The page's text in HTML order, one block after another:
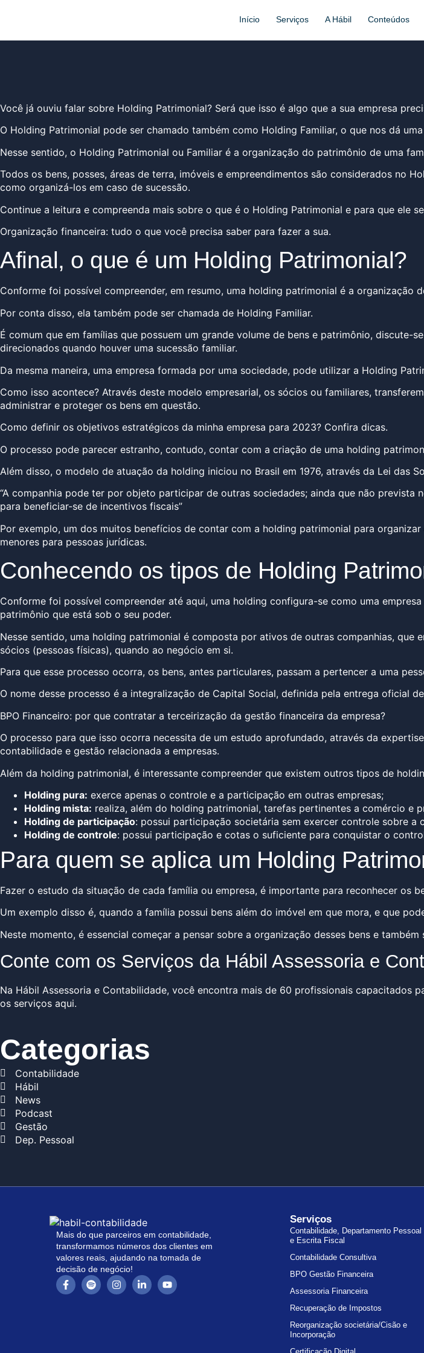
Início Serviços A Hábil Conteúdos
Você já ouviu falar sobre Holding Patrimonial? Será que isso é algo que a sua empresa
O Holding Patrimonial pode ser chamado também como Holding Familiar, o que nos dá
Nesse sentido, o Holding Patrimonial ou Familiar é a organização do patrimônio de uma
Todos os bens, posses, áreas de terra, imóveis e empreendimentos são considerados no
como organizá-los em caso de sucessão.
Continue a leitura e compreenda mais sobre o que é o Holding Patrimonial e para que ele
Organização financeira: tudo o que você precisa saber para fazer a sua.
Afinal, o que é um Holding Patrimonial?
Conforme foi possível compreender, em resumo, uma holding patrimonial é a organização
Por conta disso, ela também pode ser chamada de Holding Familiar.
É comum que em famílias que possuem um grande volume de bens e patrimônio, discute-
direcionados quando houver uma sucessão familiar.
Da mesma maneira, uma empresa formada por uma sociedade, pode utilizar a Holding
Como isso acontece? Através deste modelo empresarial, os sócios ou familiares,
administrar e proteger os bens em questão.
Como definir os objetivos estratégicos da minha empresa para 2023? Confira dicas.
O processo pode parecer estranho, contudo, contar com a criação de uma holding
Além disso, o modelo de atuação da holding iniciou no Brasil em 1976, através da Lei das
“A companhia pode ter por objeto participar de outras sociedades; ainda que não
para beneficiar-se de incentivos fiscais”
Por exemplo, um dos muitos benefícios de contar com a holding patrimonial para
menores para pessoas jurídicas.
Conhecendo os tipos de Holding
Conforme foi possível compreender até aqui, uma holding configura-se como uma
patrimônio que está sob o seu poder.
Nesse sentido, uma holding patrimonial é composta por ativos de outras companhias,
sócios (pessoas físicas), quando ao negócio em si.
Para que esse processo ocorra, os bens, antes particulares, passam a pertencer a uma
O nome desse processo é a integralização de Capital Social, definida pela entrega oficial
BPO Financeiro: por que contratar a terceirização da gestão financeira da empresa?
O processo para que isso ocorra necessita de um estudo aprofundado, através da
contabilidade e gestão relacionada a empresas.
Além da holding patrimonial, é interessante compreender que existem outros tipos de
Holding pura: exerce apenas o controle e a participação em outras empresas;
Holding mista: realiza, além do holding patrimonial, tarefas pertinentes a comércio e
Holding de participação: possui participação societária sem exercer controle sobre a
Holding de controle: possui participação e cotas o suficiente para conquistar o
Para quem se aplica um Holding
Fazer o estudo da situação de cada família ou empresa, é importante para reconhecer os
Um exemplo disso é, quando a família possui bens além do imóvel em que mora, e que
Neste momento, é essencial começar a pensar sobre a organização desses bens e
Conte com os Serviços da Hábil Assessoria e
Na Hábil Assessoria e Contabilidade, você encontra mais de 60 profissionais capacitados
os serviços aqui.
Categorias
Contabilidade
Hábil
News
Podcast
Gestão
Dep. Pessoal
Mais do que parceiros em contabilidade,
transformamos números dos clientes em
valores reais, ajudando na tomada de
decisão de negócio!
Serviços
Contabilidade, Departamento Pessoal
e Escrita Fiscal
Contabilidade Consultiva
BPO Gestão Financeira
Assessoria Financeira
Recuperação de Impostos
Reorganização societária/Cisão e
Incorporação